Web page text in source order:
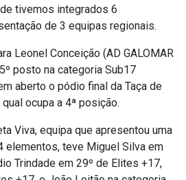
tivemos integrados 6
de 3 equipas regionais.
Leonel Conceição (AD GALOMAR
posto na categoria Sub17
aberto o pódio final da Taça de
ocupa a 4ª posição.
Viva, equipa que apresentou uma
elementos, teve Miguel Silva em
Trindade em 29º de Elites +17,